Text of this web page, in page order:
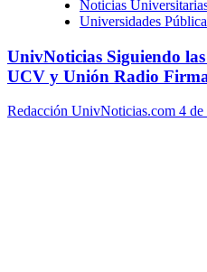
Noticias
Universidades
UnivNoticias Siguiendo
UCV y Unión Radio
Redacción UnivNoticias.com 4 de